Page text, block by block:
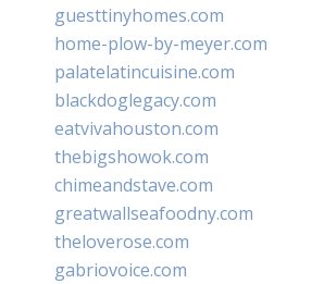
guesttinyhomes.com
home-plow-by-meyer.com
palatelatincuisine.com
blackdoglegacy.com
eatvivahouston.com
thebigshowok.com
chimeandstave.com
greatwallseafoodny.com
theloverose.com
gabriovoice.com